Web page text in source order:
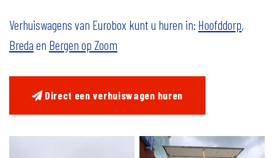
Verhuiswagens van Eurobox kunt u huren in: Hoofddorp,
Breda en Bergen op Zoom
Direct een verhuiswagen huren